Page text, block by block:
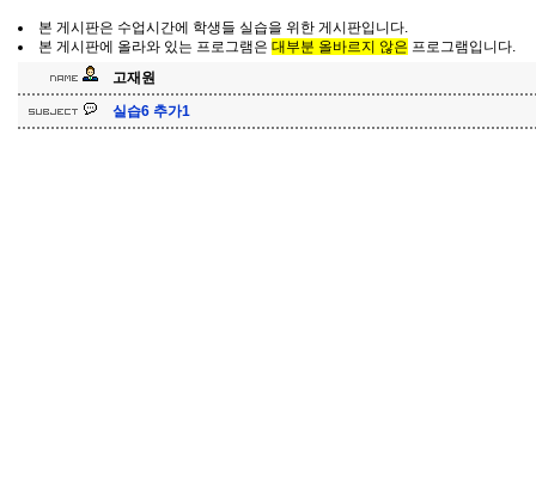
본 게시판은 수업시간에 학생들 실습을 위한 게시판입니다.
본 게시판에 올라와 있는 프로그램은 대부분 올바르지 않은 프로그램입니다.
고재원
실습6 추가1